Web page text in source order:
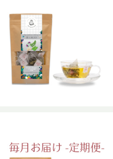
ブレンドハーブティー 潤-URUOI
普通サイズ
¥1,240
SOLD OUT